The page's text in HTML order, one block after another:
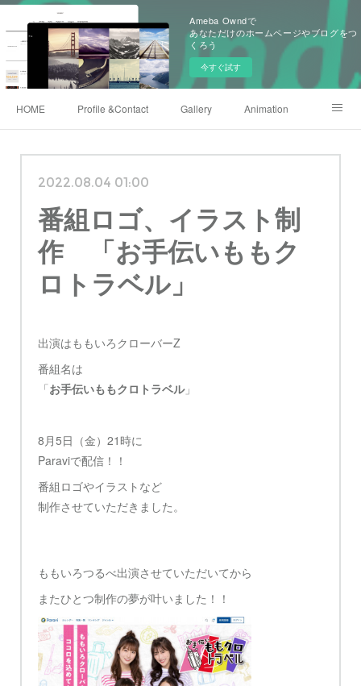
Ameba Owndで
あなただけのホームページやブログをつ
くろう
今すぐ試す
HOME Profile &Contact Gallery Animation
2022.08.04 01:00
番組ロゴ、イラスト制
作 「お手伝いももク
ロトラベル」
出演はももいろクローバーZ
番組名は
「お手伝いももクロトラベル」
8月5日（金）21時に
Paraviで配信！！
番組ロゴやイラストなど
制作させていただきました。
ももいろつるべ出演させていただいてから
またひとつ制作の夢が叶いました！！